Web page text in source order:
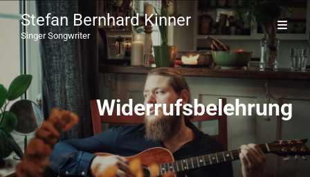
Stefan Bernhard Kinner
Singer Songwriter
Widerrufsbelehrung